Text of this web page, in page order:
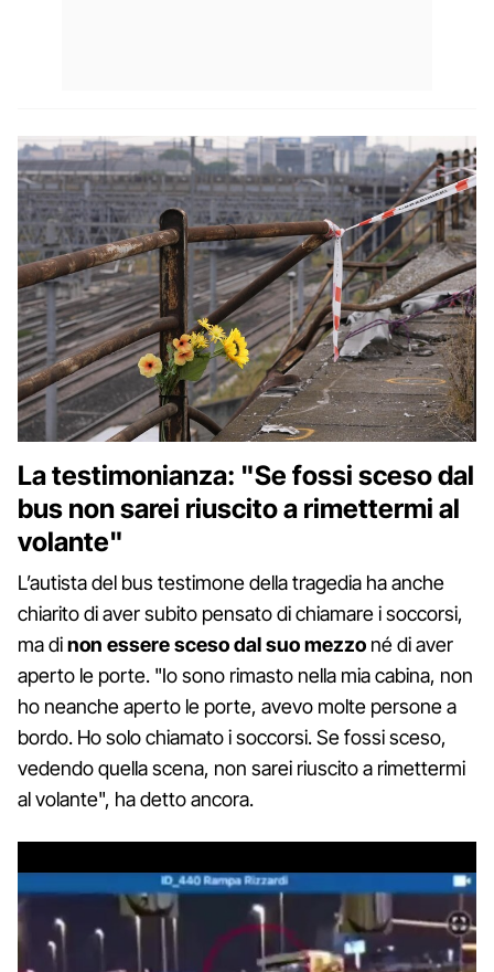
La testimonianza: "Se fossi sceso dal
bus non sarei riuscito a rimettermi al
volante"
L’autista del bus testimone della tragedia ha anche
chiarito di aver subito pensato di chiamare i soccorsi,
ma dinon essere sceso dal suo mezzo né di aver
aperto le porte. "Io sono rimasto nella mia cabina, non
ho neanche aperto le porte, avevo molte persone a
bordo. Ho solo chiamato i soccorsi. Se fossi sceso,
vedendo quella scena, non sarei riuscito a rimettermi
al volante", ha detto ancora.